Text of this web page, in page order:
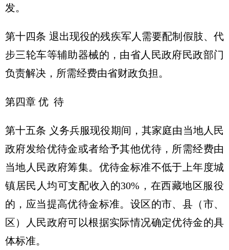
发。
第十四条 退出现役的残疾军人需要配制假肢、代
步三轮车等辅助器械的，由省人民政府民政部门
负责解决，所需经费由省财政负担。
第四章 优 待
第十五条 义务兵服现役期间，其家庭由当地人民
政府发给优待金或者给予其他优待，所需经费由
当地人民政府筹集。优待金标准不低于上年度城
镇居民人均可支配收入的30%，在西藏地区服役
的，应当提高优待金标准。设区的市、县（市、
区）人民政府可以根据实际情况确定优待金的具
体标准。